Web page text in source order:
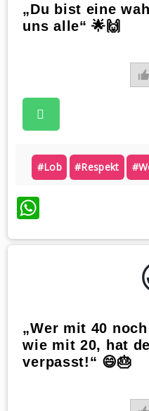
„Du bist eine
uns alle“ 🌟🙌
#lob #respekt
WhatsApp
„Wer mit 40
wie mit 20, hat
verpasst!“ 😄🎂